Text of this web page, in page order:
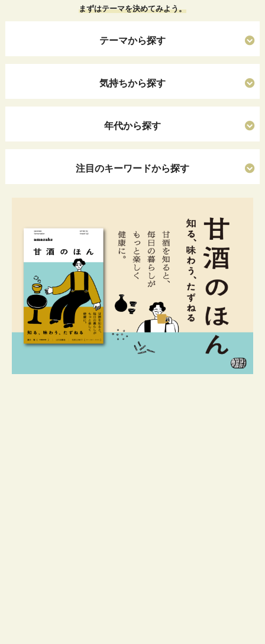
まずはテーマを決めてみよう。
テーマから探す
気持ちから探す
年代から探す
注目のキーワードから探す